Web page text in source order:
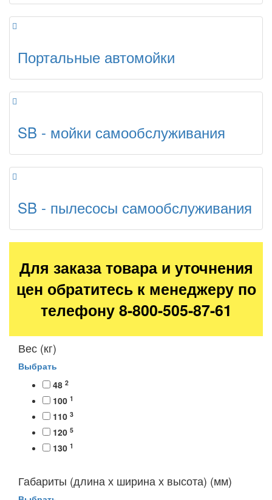
Портальные автомойки
SB - мойки самообслуживания
SB - пылесосы самообслуживания
Для заказа товара и уточнения
цен обратитесь к менеджеру по
телефону 8-800-505-87-61
Вес (кг)
Выбрать
48 2
100 1
110 3
120 5
130 1
Габариты (длина х ширина х высота) (мм)